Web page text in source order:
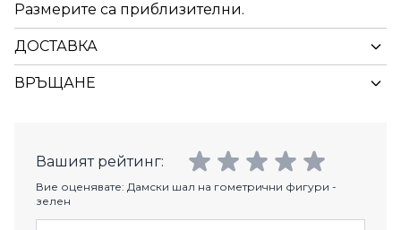
Размерите са приблизителни.
ДОСТАВКА
ВРЪЩАНЕ
Вашият рейтинг:
Вие оценявате: Дамски шал на гометрични фигури -
зелен